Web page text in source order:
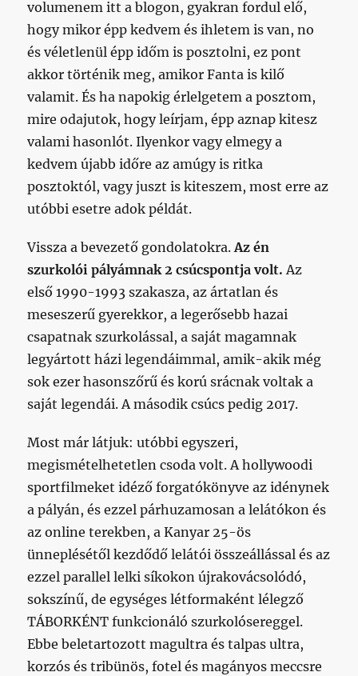
volumenem itt a blogon, gyakran fordul elő,
hogy mikor épp kedvem és ihletem is van, no
és véletlenül épp időm is posztolni, ez pont
akkor történik meg, amikor Fanta is kilő
valamit. És ha napokig érlelgetem a posztom,
mire odajutok, hogy leírjam, épp aznap kitesz
valami hasonlót. Ilyenkor vagy elmegy a
kedvem újabb időre az amúgy is ritka
posztoktól, vagy juszt is kiteszem, most erre az
utóbbi esetre adok példát.
Vissza a bevezető gondolatokra.Az én
szurkolói pályámnak 2 csúcspontja volt. Az
első 1990-1993 szakasza, az ártatlan és
meseszerű gyerekkor, a legerősebb hazai
csapatnak szurkolással, a saját magamnak
legyártott házi legendáimmal, amik-akik még
sok ezer hasonszőrű és korú srácnak voltak a
saját legendái. A második csúcs pedig 2017.
Most már látjuk: utóbbi egyszeri,
megismételhetetlen csoda volt. A hollywoodi
sportfilmeket idéző forgatókönyve az idénynek
a pályán, és ezzel párhuzamosan a lelátókon és
az online terekben, a Kanyar 25-ös
ünneplésétől kezdődő lelátói összeállással és az
ezzel parallel lelki síkokon újrakovácsolódó,
sokszínű, de egységes létformaként lélegző
TÁBORKÉNT funkcionáló szurkolósereggel.
Ebbe beletartozott magultra és talpas ultra,
korzós és tribünös, fotel és magányos meccsre